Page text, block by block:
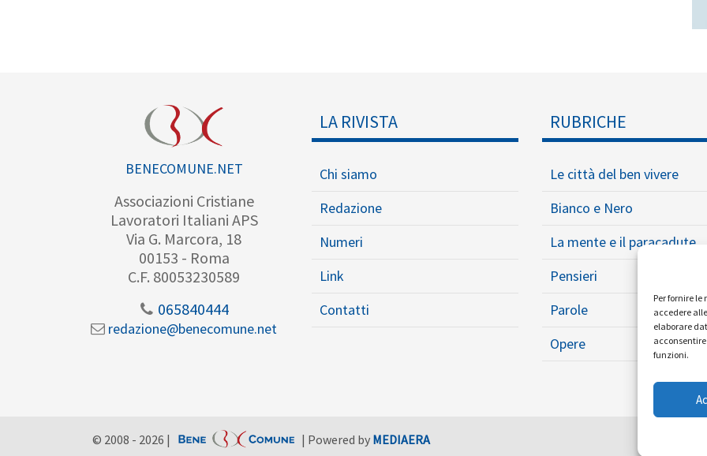
Per fornire
accedere
elaborare
funzioni.
BENECOMUNE.NET
Associazioni Cristiane
Lavoratori Italiani APS
Via G. Marcora, 18
00153 - Roma
C.F. 80053230589
065840444
redazione@benecomune.net
LA RIVISTA
Chi siamo
Redazione
Numeri
Link
Contatti
RUBRICHE
Le città del ben vivere
Bianco e Nero
La mente e il paracadute
Pensieri
Parole
Opere
© 2008 - 2026 | | Powered by MEDIAERA